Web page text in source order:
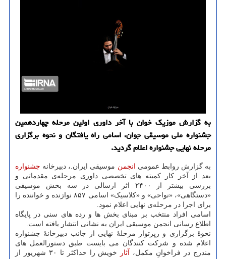
به گزارش موزیك خوان با آخر داوری اولین مرحله چهاردهمین
جشنواره ملی موسیقی جوان، اسامی راه یافتگان و نحوه برگزاری
مرحله نهایی جشنواره اعلام گردید.
به گزارش روابط عمومی انجمن موسیقی ایران.، دبیرخانه جشنواره
بعد از آخر کار کمیته های تخصصی داوری مرحله‌ی مقدماتی و
بررسی بیشتر از ۲۴۰۰ اثر ارسالی در سه بخش موسیقی
«دستگاهی»، «نواحی» و «کلاسیک» اسامی ۸۵۷ نوازنده و خواننده را
برای اجرا در مرحله‌ی نهایی اعلام نمود.
اسامی افراد منتخب بر مبنای بخش ها و رده های سنی در پایگاه
اطلاع رسانی انجمن موسیقی ایران به نشانی انتشار یافته است.
نحوهٔ برگزاری و رپرتوار مرحلهٔ نهایی از جانب دبیرخانهٔ جشنواره
اعلام شده و شرکت کنندگان می بایست طبق دستورالعمل های
مندرج در فراخوانِ مکمل،
آثار
خویش را حداکثر تا ۳۰ شهریور از